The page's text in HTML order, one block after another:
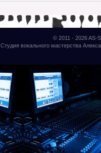
© 2011 - 2026AS-
Студия вокального мастерства